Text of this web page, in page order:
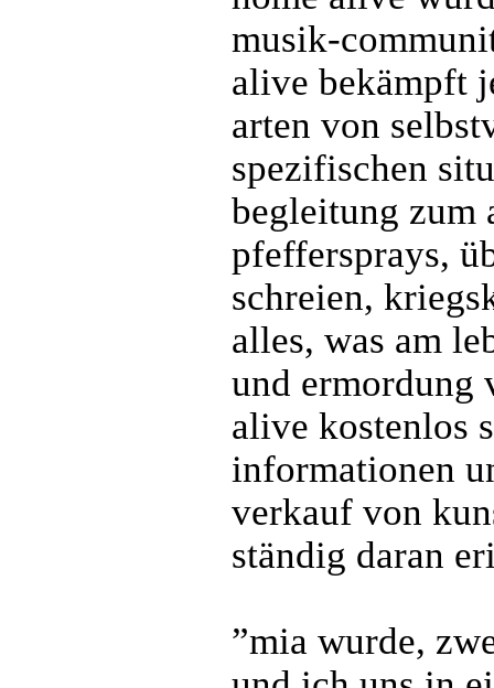
musik-
alive bekämpft
arten von
spezifischen
begleitung zum
pfeffersprays,
schreien,
alles, was am
und ermordung
alive kostenlos
informationen
verkauf von
ständig daran
”mia wurde,